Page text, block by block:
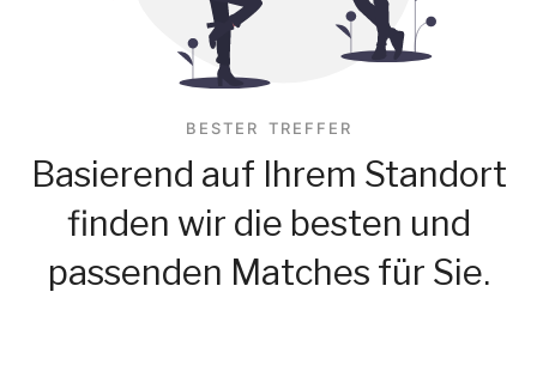
BESTER TREFFER
Basierend auf Ihrem Standort
finden wir die besten und
passenden Matches für Sie.